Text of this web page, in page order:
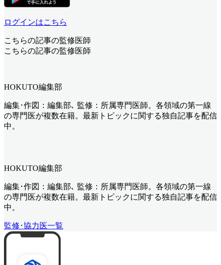
ログインはこちら
こちらの記事の監修医師
こちらの記事の監修医師
HOKUTO編集部
編集･作図：編集部､ 監修：所属専門医師。各領域の第一線
の専門医が複数在籍。最新トピックに関する独自記事を配信
中。
HOKUTO編集部
編集･作図：編集部､ 監修：所属専門医師。各領域の第一線
の専門医が複数在籍。最新トピックに関する独自記事を配信
中。
監修･協力医一覧